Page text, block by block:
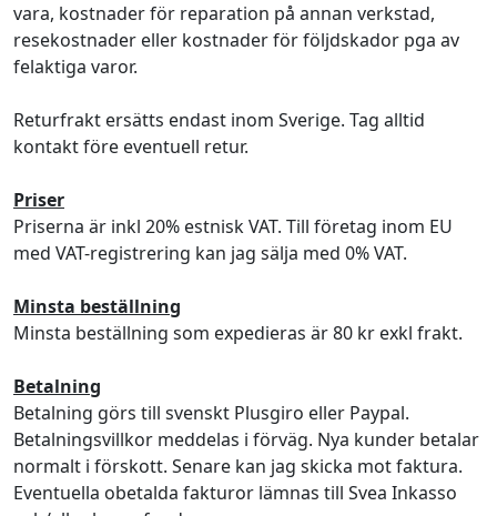
vara, kostnader för reparation på annan verkstad,
resekostnader eller kostnader för följdskador pga av
felaktiga varor.
Returfrakt ersätts endast inom Sverige. Tag alltid
kontakt före eventuell retur.
Priser
Priserna är inkl 20% estnisk VAT. Till företag inom EU
med VAT-registrering kan jag sälja med 0% VAT.
Minsta beställning
Minsta beställning som expedieras är 80 kr exkl frakt.
Betalning
Betalning görs till svenskt Plusgiro eller Paypal.
Betalningsvillkor meddelas i förväg. Nya kunder betalar
normalt i förskott. Senare kan jag skicka mot faktura.
Eventuella obetalda fakturor lämnas till Svea Inkasso